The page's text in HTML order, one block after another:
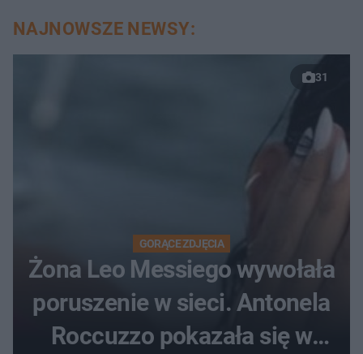
NAJNOWSZE NEWSY:
31
GORĄCE ZDJĘCIA
Żona Leo Messiego wywołała
poruszenie w sieci. Antonela
Roccuzzo pokazała się w